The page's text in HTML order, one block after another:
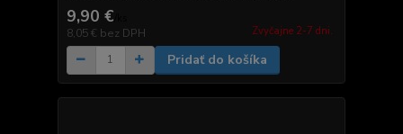
9,90 €
8,05 € bez DPH Zvyčajne 2-7 dni.
Pridať do košíka